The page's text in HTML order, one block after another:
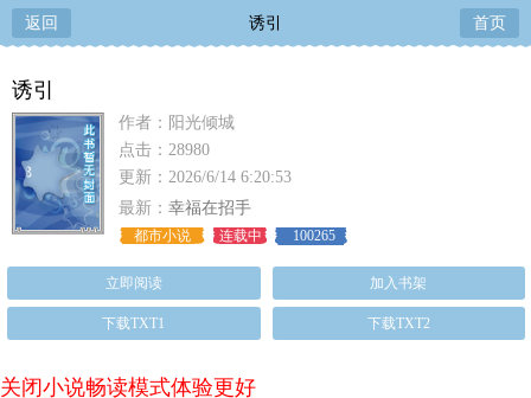
返回 诱引 首页
诱引
作者：阳光倾城
点击：28980
更新：2026/6/14 6:20:53
最新： 幸福在招手
都市小说 连载中 100265
立即阅读 加入书架
下载TXT1 下载TXT2
关闭小说畅读模式体验更好